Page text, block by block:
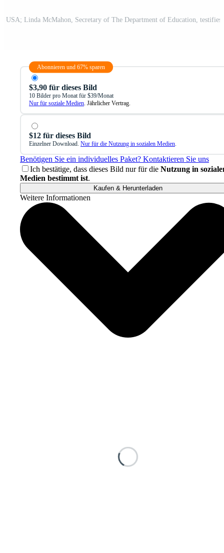
Abonnieren und 67% sparen
$3,90 für dieses Bild
10 Bilder pro Monat für $39/Monat
Nur für soziale Medien. Jährlicher Vertrag.
$12 für dieses Bild
Einzelner Download. Nur für die Nutzung in sozialen Medien.
Benötigen Sie ein individuelles Paket? Kontaktieren Sie uns
Ich bestätige, dass dieses Bild nur für die Nutzung in
Medien bestimmt ist.
Kaufen & Herunterladen
Weitere Informationen